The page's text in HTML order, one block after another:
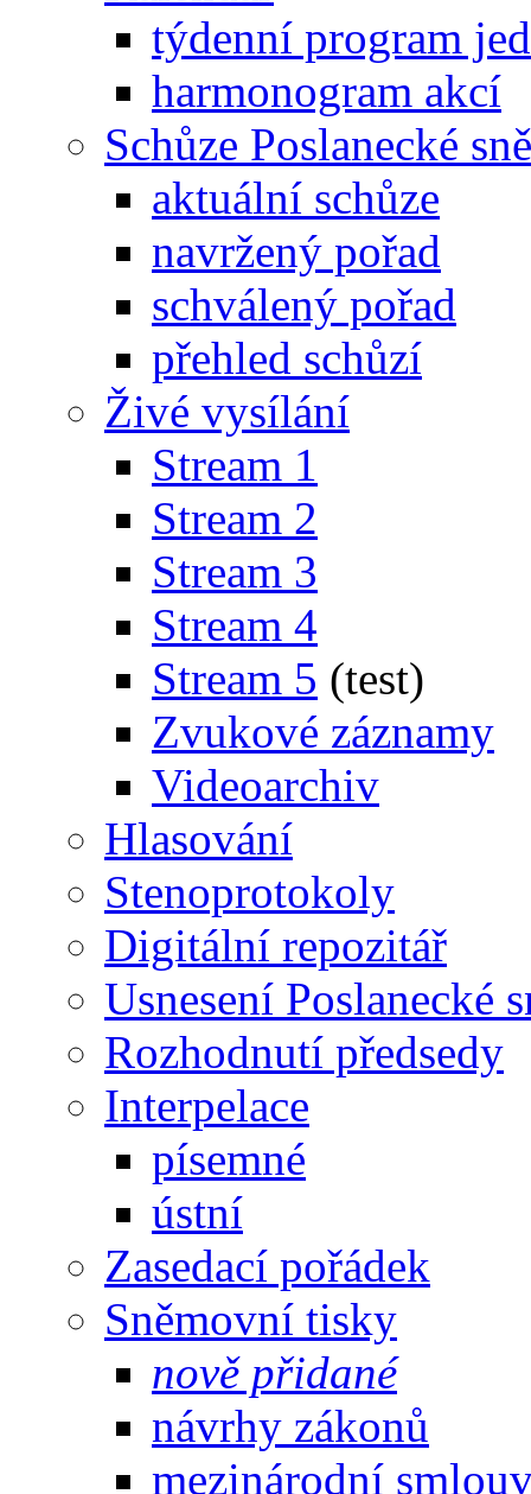
týdenní program
harmonogram akcí
Schůze Poslanecké
aktuální schůze
navržený pořad
schválený pořad
přehled schůzí
Živé vysílání
Stream 1
Stream 2
Stream 3
Stream 4
Stream 5 (test)
Zvukové záznamy
Videoarchiv
Hlasování
Stenoprotokoly
Digitální repozitář
Usnesení Poslanecké
Rozhodnutí předsedy
Interpelace
písemné
ústní
Zasedací pořádek
Sněmovní tisky
nově přidané
návrhy zákonů
mezinárodní